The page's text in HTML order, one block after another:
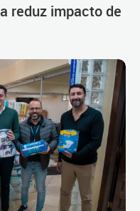
reduz impacto de